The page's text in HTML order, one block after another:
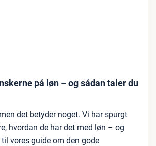
på løn – og sådan taler du
det betyder noget. Vi har spurgt
hvordan de har det med løn – og
vores guide om den gode